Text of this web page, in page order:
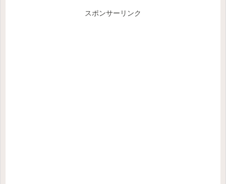
スポンサーリンク